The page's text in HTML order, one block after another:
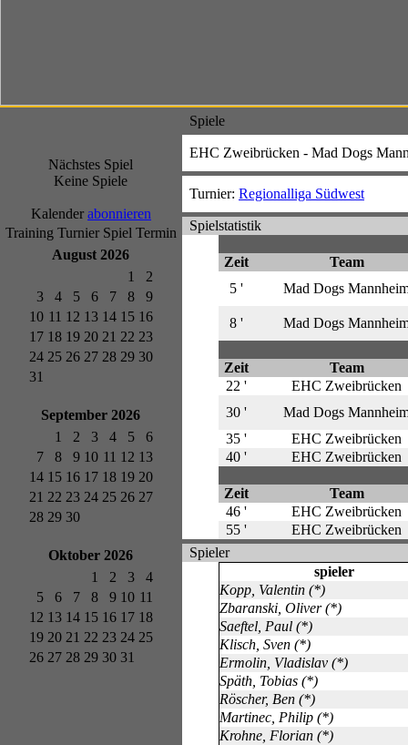
Nächstes Spiel
Keine Spiele
Kalender abonnieren
Training Turnier Spiel Termin
August 2026
1
2
3
4 5 6 7 8
9
10 11 12 13 14 15 16
17 18 19 20 21 22 23
24 25 26 27 28 29 30
31
September 2026
1
2 3 4 5
6
7
8 9 10 11 12 13
14 15 16 17 18 19 20
21 22 23 24 25 26 27
28 29 30
Oktober 2026
1
2 3
4
5
6 7 8 9 10 11
12 13 14 15 16 17 18
19 20 21 22 23 24 25
26 27 28 29 30 31
Spiele
EHC Zweibrücken - Mad Dogs
Turnier: Regionalliga Südwest
Spielstatistik
Zeit
Team
5 '
Mad Dogs
8 ' Mad Dogs
Zeit
Team
22 '
EHC Zweibrücken
30 '
Mad Dogs
35 '
EHC Zweibrücken
40 '
EHC Zweibrücken
Zeit
Team
46 '
EHC Zweibrücken
55 '
EHC Zweibrücken
Spieler
spieler
Kopp, Valentin (*)
Zbaranski, Oliver (*)
Saeftel, Paul (*)
Klisch, Sven (*)
Ermolin, Vladislav (*)
Späth, Tobias (*)
Röscher, Ben (*)
Martinec, Philip (*)
Krohne, Florian (*)